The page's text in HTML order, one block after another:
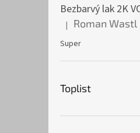
Hodnocení produktu je
| Roman Wastl
Super
Toplist